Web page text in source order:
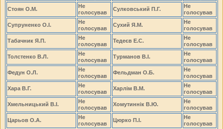
Стоян О.М.
Не
голосував
Сулковський П.Г.
Не
голосував
Супруненко О.І.
Не
голосував
Сухий Я.М.
Не
голосував
Табачник Я.П.
Не
голосував
Тедеєв Е.С.
Не
голосував
Толстенко В.Л.
Не
голосував
Турманов В.І.
Не
голосував
Федун О.Л.
Не
голосував
Фельдман О.Б.
Не
голосував
Хара В.Г.
Не
голосував
Харлім В.М.
Не
голосував
Хмельницький В.І.
Не
голосував
Хомутиннік В.Ю.
Не
голосував
Царьов О.А.
Не
голосував
Цюрко П.І.
Не
голосував